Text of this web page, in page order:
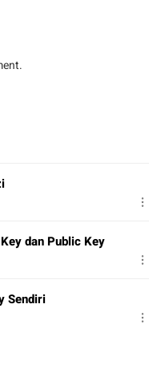
dan Public Key
Sendiri